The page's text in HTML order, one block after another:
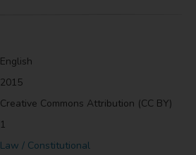
English
2015
Creative Commons Attribution (CC BY)
1
Law / Constitutional